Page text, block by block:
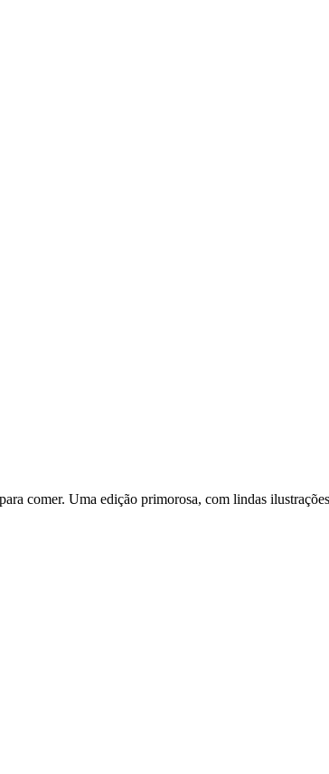
comer. Uma edição primorosa, com lindas